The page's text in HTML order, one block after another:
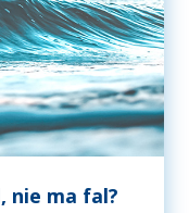
nie ma fal?